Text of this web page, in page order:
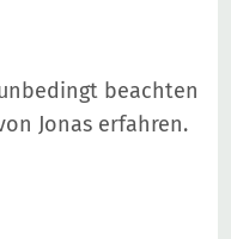
beachten
Jonas erfahren.